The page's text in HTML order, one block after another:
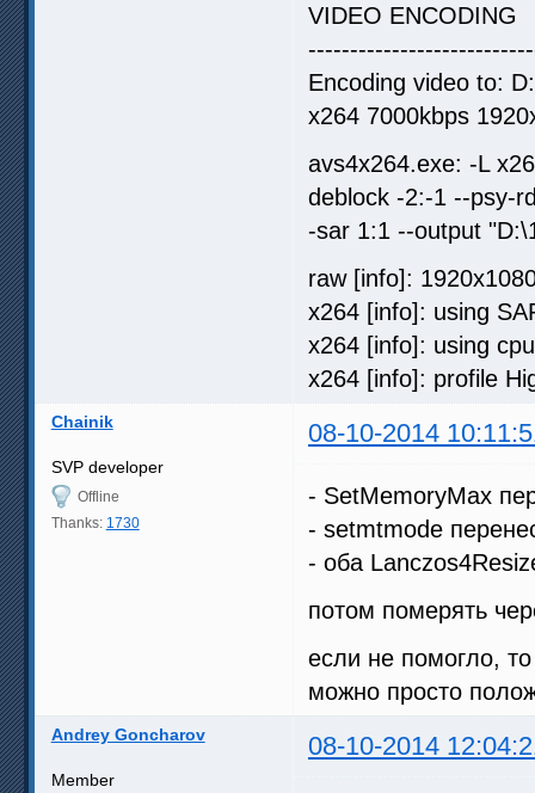
VIDEO ENCODING
Encoding video to:
x264 7000kbps
avs4x264.exe: -L
deblock -2:-1 --psy-
-sar 1:1 --output
raw [info]:
x264 [info]: using
x264 [info]: using
x264 [info]: profile
Chainik 08-10-2014
SVP developer
Offline
Thanks: 1730
- SetMemoryMax
- setmtmode
- оба
потом померять
если не помогло,
можно просто
Andrey Goncharov 08-10-2014
Member